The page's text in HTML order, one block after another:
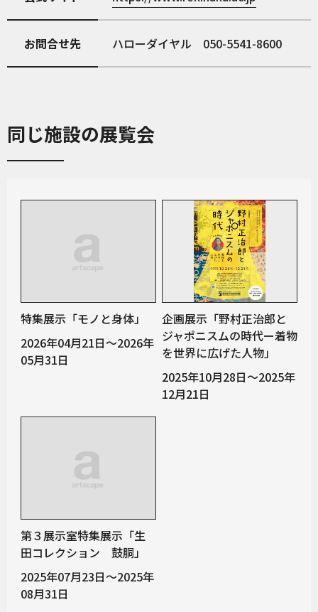
お問合せ先 ハローダイヤル 050-5541-8600
同じ施設の展覧会
特集展示「モノと身体」
2026年04月21日～2026年
05月31日
企画展示「野村正治郎と
ジャポニスムの時代ー着物
を世界に広げた人物」
2025年10月28日～2025年
12月21日
第３展示室特集展示「生
田コレクション 鼓胴」
2025年07月23日～2025年
08月31日